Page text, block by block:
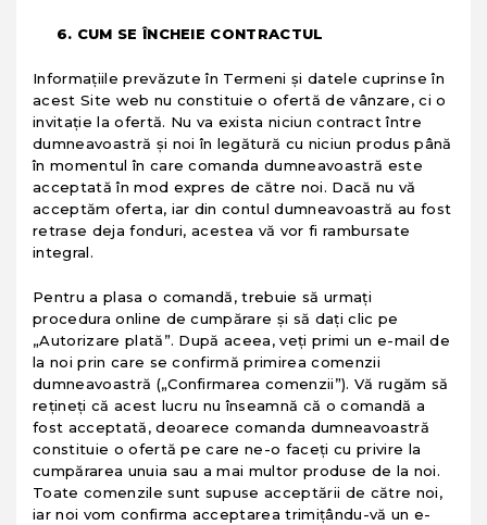
6. CUM SE ÎNCHEIE CONTRACTUL
Informaţiile prevăzute în Termeni şi datele cuprinse în
acest Site web nu constituie o ofertă de vânzare, ci o
invitaţie la ofertă. Nu va exista niciun contract între
dumneavoastră şi noi în legătură cu niciun produs până
în momentul în care comanda dumneavoastră este
acceptată în mod expres de către noi. Dacă nu vă
acceptăm oferta, iar din contul dumneavoastră au fost
retrase deja fonduri, acestea vă vor fi rambursate
integral.
Pentru a plasa o comandă, trebuie să urmaţi
procedura online de cumpărare şi să daţi clic pe
„Autorizare plată”. După aceea, veţi primi un e-mail de
la noi prin care se confirmă primirea comenzii
dumneavoastră („Confirmarea comenzii”). Vă rugăm să
reţineţi că acest lucru nu înseamnă că o comandă a
fost acceptată, deoarece comanda dumneavoastră
constituie o ofertă pe care ne-o faceţi cu privire la
cumpărarea unuia sau a mai multor produse de la noi.
Toate comenzile sunt supuse acceptării de către noi,
iar noi vom confirma acceptarea trimiţându-vă un e-